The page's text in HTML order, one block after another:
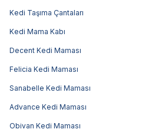
Kedi Taşıma Çantaları
Kedi Mama Kabı
Decent Kedi Maması
Felicia Kedi Maması
Sanabelle Kedi Maması
Advance Kedi Maması
Obivan Kedi Maması